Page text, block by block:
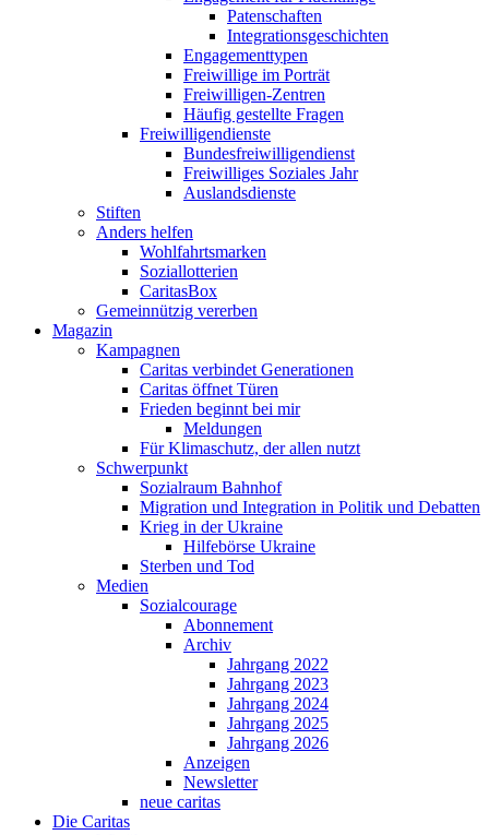
Patenschaften
Integrationsgeschichten
Engagementtypen
Freiwillige im Porträt
Freiwilligen-Zentren
Häufig gestellte Fragen
Freiwilligendienste
Bundesfreiwilligendienst
Freiwilliges Soziales Jahr
Auslandsdienste
Stiften
Anders helfen
Wohlfahrtsmarken
Soziallotterien
CaritasBox
Gemeinnützig vererben
Magazin
Kampagnen
Caritas verbindet Generationen
Caritas öffnet Türen
Frieden beginnt bei mir
Meldungen
Für Klimaschutz, der allen nutzt
Schwerpunkt
Sozialraum Bahnhof
Migration und Integration in Politik und Debatten
Krieg in der Ukraine
Hilfebörse Ukraine
Sterben und Tod
Medien
Sozialcourage
Abonnement
Archiv
Jahrgang 2022
Jahrgang 2023
Jahrgang 2024
Jahrgang 2025
Jahrgang 2026
Anzeigen
Newsletter
neue caritas
Die Caritas